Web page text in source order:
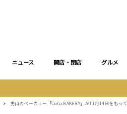
ニュース 開店・閉店 グルメ
男山のベーカリー「CoCo BAKERY」が11月14日をもっ